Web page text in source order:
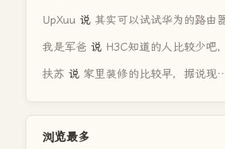
UpXuu 说 其实可以试试华为的路由
我是军爸 说 H3C知道的人比较少吧
扶苏 说 家里装修的比较早，据说现
浏览最多